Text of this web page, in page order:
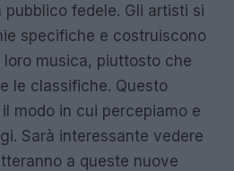
fedele. Gli artisti si
specifiche e costruiscono
musica, piuttosto che
le classifiche. Questo
modo in cui percepiamo e
Sarà interessante vedere
a queste nuove